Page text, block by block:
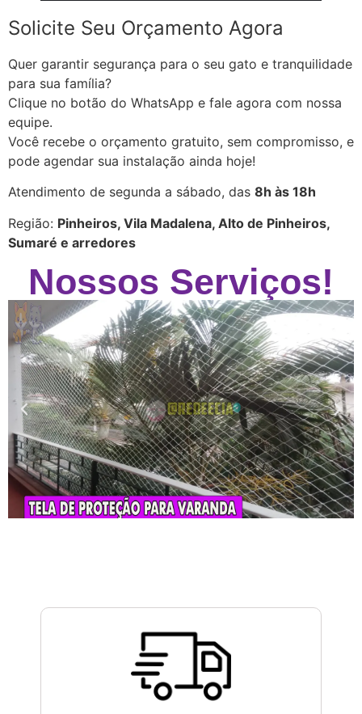
Solicite Seu Orçamento Agora
Quer garantir segurança para o seu gato e tranquilidade
para sua família?
Clique no botão do WhatsApp e fale agora com nossa
equipe.
Você recebe o orçamento gratuito, sem compromisso, e
pode agendar sua instalação ainda hoje!
Atendimento de segunda a sábado, das 8h às 18h
Região: Pinheiros, Vila Madalena, Alto de Pinheiros,
Sumaré e arredores
Nossos Serviços!